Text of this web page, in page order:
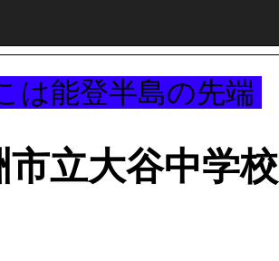
は能登半島の先端
立大谷中学